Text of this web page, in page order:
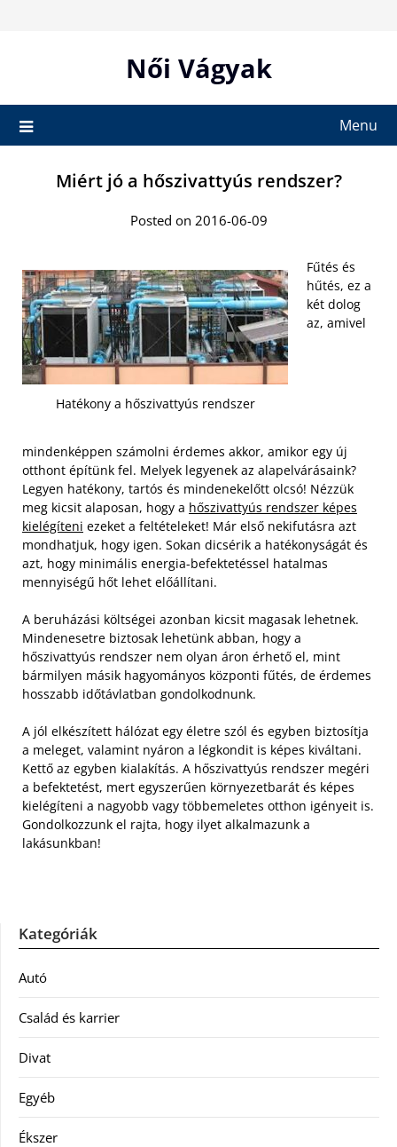
Női Vágyak
Menu
Miért jó a hőszivattyús rendszer?
Posted on 2016-06-09
Hatékony a hőszivattyús rendszer
Fűtés és
hűtés, ez a
két dolog
az, amivel
mindenképpen számolni érdemes akkor, amikor egy új
otthont építünk fel. Melyek legyenek az alapelvárásaink?
Legyen hatékony, tartós és mindenekelőtt olcsó! Nézzük
meg kicsit alaposan, hogy a hőszivattyús rendszer képes
kielégíteni ezeket a feltételeket! Már első nekifutásra azt
mondhatjuk, hogy igen. Sokan dicsérik a hatékonyságát és
azt, hogy minimális energia-befektetéssel hatalmas
mennyiségű hőt lehet előállítani.
A beruházási költségei azonban kicsit magasak lehetnek.
Mindenesetre biztosak lehetünk abban, hogy a
hőszivattyús rendszer nem olyan áron érhető el, mint
bármilyen másik hagyományos központi fűtés, de érdemes
hosszabb időtávlatban gondolkodnunk.
A jól elkészített hálózat egy életre szól és egyben biztosítja
a meleget, valamint nyáron a légkondit is képes kiváltani.
Kettő az egyben kialakítás. A hőszivattyús rendszer megéri
a befektetést, mert egyszerűen környezetbarát és képes
kielégíteni a nagyobb vagy többemeletes otthon igényeit is.
Gondolkozzunk el rajta, hogy ilyet alkalmazunk a
lakásunkban!
Kategóriák
Autó
Család és karrier
Divat
Egyéb
Ékszer